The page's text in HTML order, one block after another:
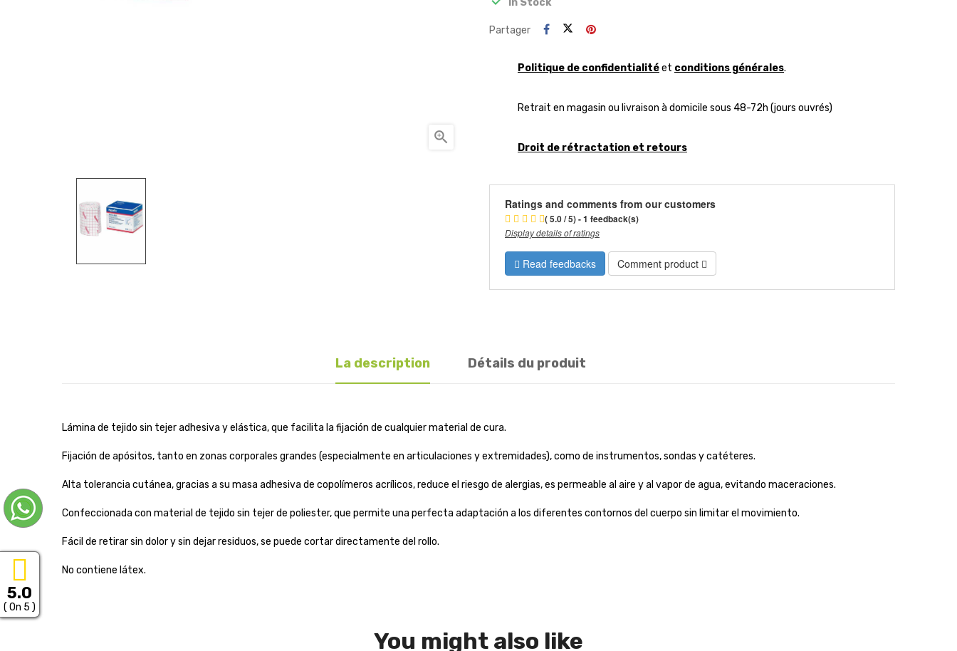

Partager
Politique de confidentialitéet conditions générales.
Retrait en magasin ou livraison à domicile sous 48-72h (jours ouvrés)
Droit de rétractation et retours
Ratings and comments from our customers
( 5.0 / 5) - 1 feedback(s)
Display details of ratings
Read feedbacks Comment product
La description Détails du produit
Lámina de tejido sin tejer adhesiva y elástica, que facilita la fijación de cualquier material de cura.
Fijación de apósitos, tanto en zonas corporales grandes (especialmente en articulaciones y extremidades), como de instrumentos, sondas y catéteres.
Alta tolerancia cutánea, gracias a su masa adhesiva de copolímeros acrílicos, reduce el riesgo de alergias, es permeable al aire y al vapor de agua, evitando maceraciones.
Confeccionada con material de tejido sin tejer de poliester, que permite una perfecta adaptación a los diferentes contornos del cuerpo sin limitar el movimiento.
Fácil de retirar sin dolor y sin dejar residuos, se puede cortar directamente del rollo.
No contiene látex.
You might also like
5.0
( On 5 )